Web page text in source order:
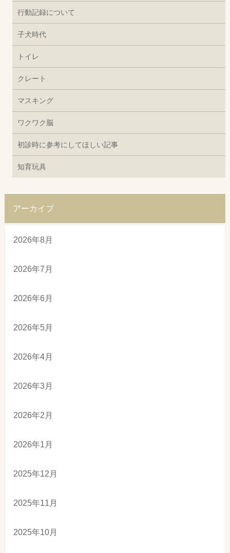
行動記録について
子犬時代
トイレ
クレート
マスキング
ワクワク脳
初診時に参考にしてほしい記事
知育玩具
アーカイブ
2026年8月
2026年7月
2026年6月
2026年5月
2026年4月
2026年3月
2026年2月
2026年1月
2025年12月
2025年11月
2025年10月